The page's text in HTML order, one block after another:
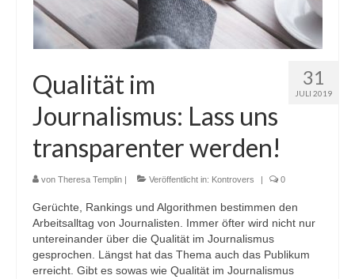
31
JULI 2019
Qualität im
Journalismus: Lass uns
transparenter werden!
von Theresa Templin | Veröffentlicht in: Kontrovers | 0
Gerüchte, Rankings und Algorithmen bestimmen den
Arbeitsalltag von Journalisten. Immer öfter wird nicht nur
untereinander über die Qualität im Journalismus
gesprochen. Längst hat das Thema auch das Publikum
erreicht. Gibt es sowas wie Qualität im Journalismus